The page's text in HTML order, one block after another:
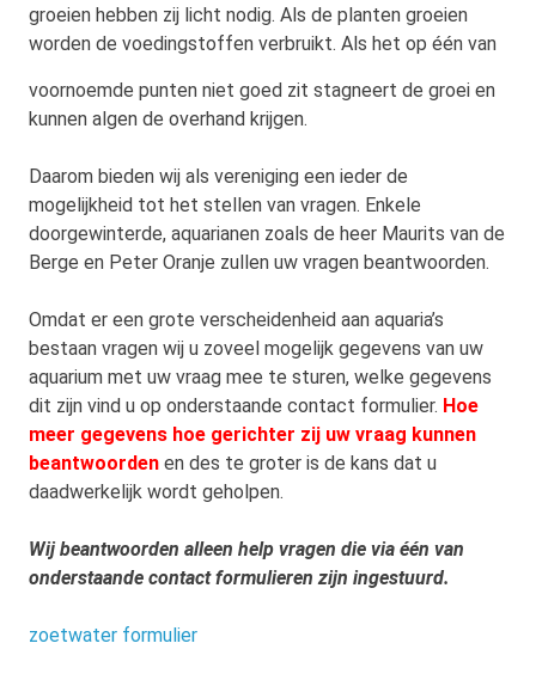
groeien hebben zij licht nodig. Als de planten groeien
worden de voedingstoffen verbruikt. Als het op één van
voornoemde punten niet goed zit stagneert de groei en
kunnen algen de overhand krijgen.
Daarom bieden wij als vereniging een ieder de
mogelijkheid tot het stellen van vragen. Enkele
doorgewinterde, aquarianen zoals de heer Maurits van de
Berge en Peter Oranje zullen uw vragen beantwoorden.
Omdat er een grote verscheidenheid aan aquaria’s
bestaan vragen wij u zoveel mogelijk gegevens van uw
aquarium met uw vraag mee te sturen, welke gegevens
dit zijn vind u op onderstaande contact formulier. Hoe
meer gegevens hoe gerichter zij uw vraag kunnen
beantwoorden en des te groter is de kans dat u
daadwerkelijk wordt geholpen.
Wij beantwoorden alleen help vragen die via één van
onderstaande contact formulieren zijn ingestuurd.
zoetwater formulier